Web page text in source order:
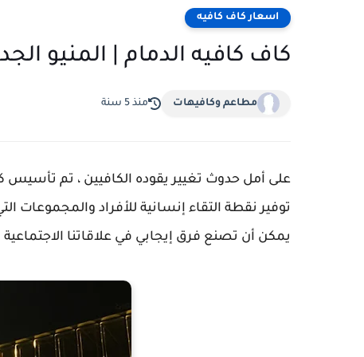
اسعار كاف كافيه
كاف كافيه الدمام | المنيو
مطاعم وكافيهات منذ 5 سنة
على أمل حدوث تغيير يقوده الكافيين ، تم
توفير نقطة التقاء إنسانية للأفراد والمجموعات
يمكن أن تصنع فرق إيجابي في علاقاتنا